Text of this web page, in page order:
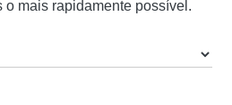
o mais rapidamente possível.